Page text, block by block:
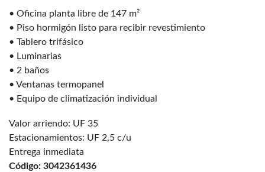
• Oficina planta libre de 147 m²
• Piso hormigón listo para recibir revestimiento
• Tablero trifásico
• Luminarias
• 2 baños
• Ventanas termopanel
• Equipo de climatización individual
Valor arriendo: UF 35
Estacionamientos: UF 2,5 c/u
Entrega inmediata
Código: 3042361436